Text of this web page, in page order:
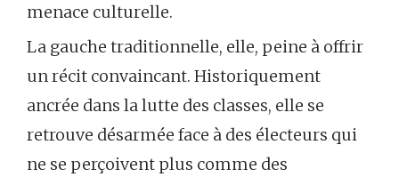
menace culturelle.
La gauche traditionnelle, elle, peine à offrir
un récit convaincant. Historiquement
ancrée dans la lutte des classes, elle se
retrouve désarmée face à des électeurs qui
ne se perçoivent plus comme des